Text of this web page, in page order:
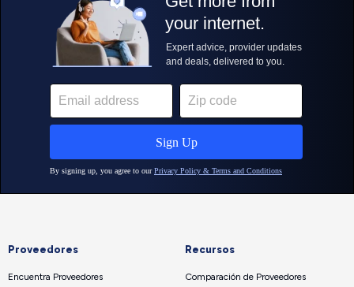
Proveedores
Encuentra Proveedores
Recursos
Comparación de Proveedores